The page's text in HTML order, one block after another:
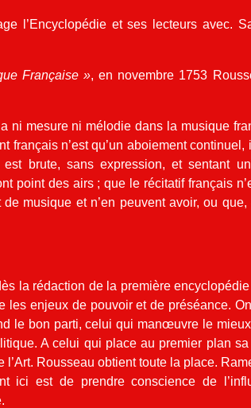
l’Encyclopédie et ses lecteurs avec.
Française », en novembre 1753
ni mesure ni mélodie dans la musique
français n’est qu’un aboiement
brute, sans expression, et sentant
point des airs ; que le récitatif français
musique et n’en peuvent avoir, ou
la rédaction de la première encyclopédie
les enjeux de pouvoir et de préséance.
le bon parti, celui qui manœuvre le
A celui qui place au premier plan
Rousseau obtient toute la place.
ici est de prendre conscience de